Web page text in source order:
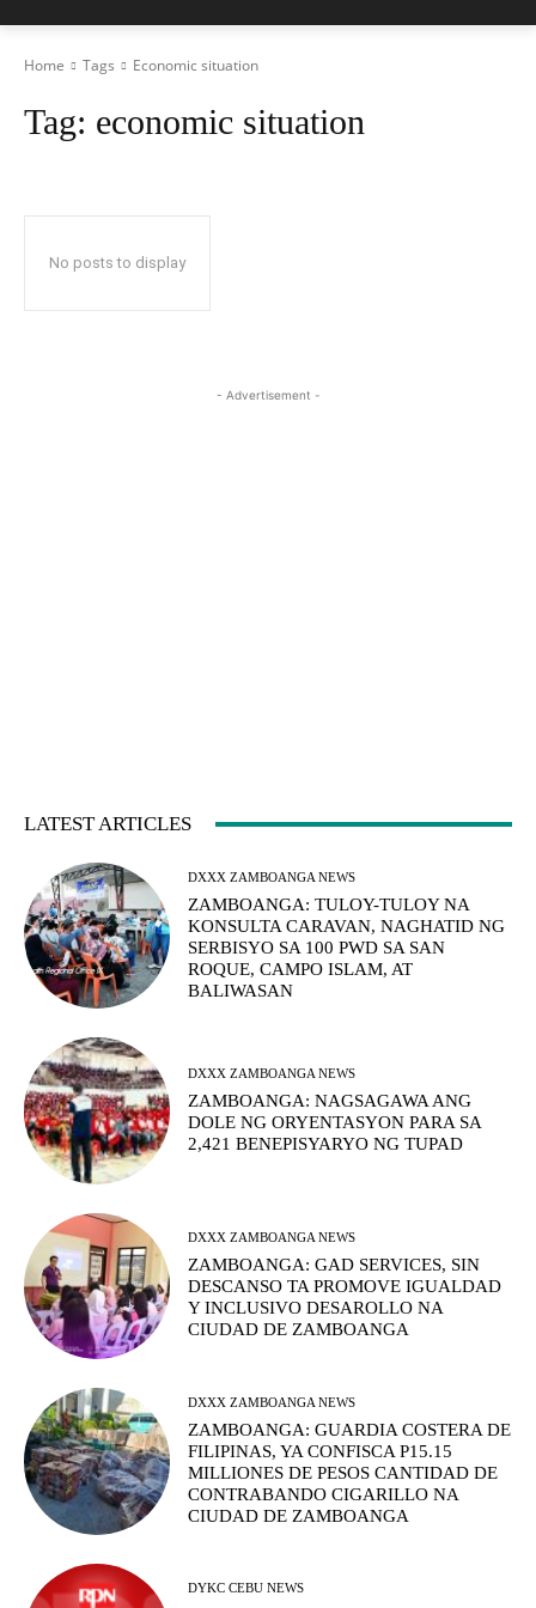
Home Tags Economic situation
Tag: economic situation
No posts to display
- Advertisement -
LATEST ARTICLES
DXXX ZAMBOANGA NEWS
ZAMBOANGA: TULOY-TULOY NA
KONSULTA CARAVAN, NAGHATID NG
SERBISYO SA 100 PWD SA SAN
ROQUE, CAMPO ISLAM, AT
BALIWASAN
DXXX ZAMBOANGA NEWS
ZAMBOANGA: NAGSAGAWA ANG
DOLE NG ORYENTASYON PARA SA
2,421 BENEPISYARYO NG TUPAD
DXXX ZAMBOANGA NEWS
ZAMBOANGA: GAD SERVICES, SIN
DESCANSO TA PROMOVE IGUALDAD
Y INCLUSIVO DESAROLLO NA
CIUDAD DE ZAMBOANGA
DXXX ZAMBOANGA NEWS
ZAMBOANGA: GUARDIA COSTERA DE
FILIPINAS, YA CONFISCA P15.15
MILLIONES DE PESOS CANTIDAD DE
CONTRABANDO CIGARILLO NA
CIUDAD DE ZAMBOANGA
DYKC CEBU NEWS